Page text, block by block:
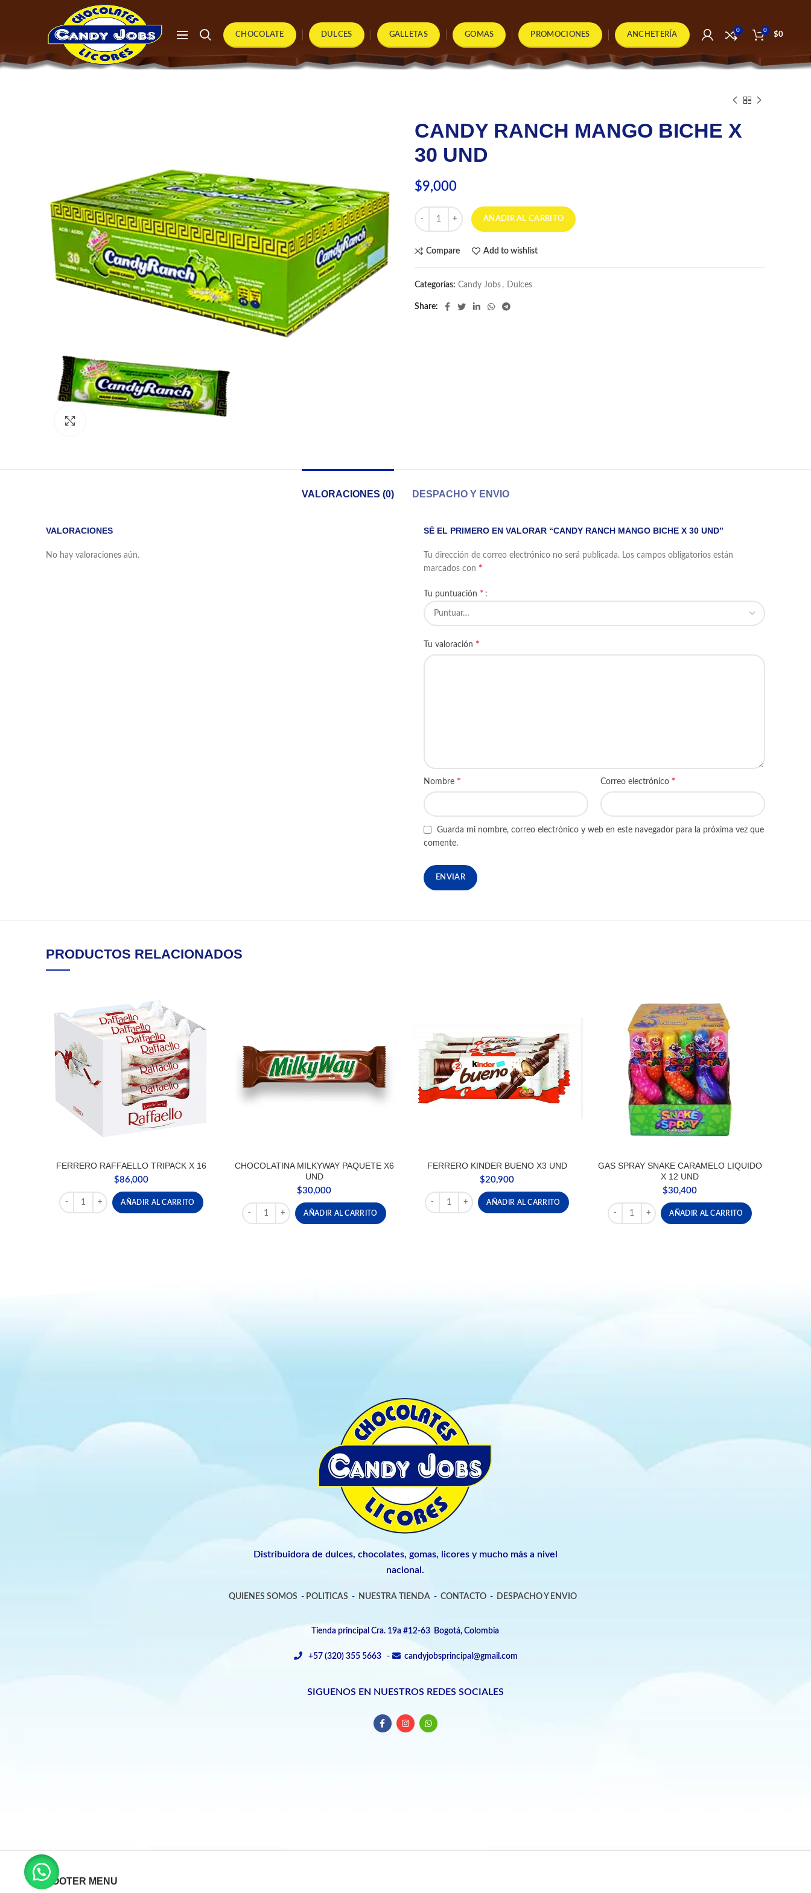
CHOCOLATE DULCES GALLETAS GOMAS PROMOCIONES ANCHETERÍA
0 0
$0
CANDY RANCH MANGO BICHE X
30 UND
$9,000
CANDY RANCH MANGO BICHE X 30 UND cantidad
AÑADIR AL CARRITO
Compare Add to wishlist
Categorías: Candy Jobs , Dulces
Share
VALORACIONES (0) DESPACHO Y ENVIO
VALORACIONES
No hay valoraciones aún.
SÉ EL PRIMERO EN VALORAR “CANDY RANCH MANGO BICHE X 30 UND”
Tu dirección de correo electrónico no será publicada. Los campos obligatorios están
marcados con *
Tu puntuación *
Tu valoración *
Nombre * Correo electrónico *
Guarda mi nombre, correo electrónico y web en este navegador para la próxima vez que
comente.
PRODUCTOS RELACIONADOS
FERRERO RAFFAELLO TRIPACK X 16
$86,000
FERRERO RAFFAELLO TRIPACK X 16 cantidad
AÑADIR AL CARRITO
CHOCOLATINA MILKYWAY PAQUETE X6
UND
$30,000
CHOCOLATINA MILKYWAY PAQUETE X6 UND cantidad
AÑADIR AL CARRITO
FERRERO KINDER BUENO X3 UND
$20,900
FERRERO KINDER BUENO X3 UND cantidad
AÑADIR AL CARRITO
GAS SPRAY SNAKE CARAMELO LIQUIDO
X 12 UND
$30,400
GAS SPRAY SNAKE CARAMELO LIQUIDO X 12 UND
AÑADIR AL CARRITO
Distribuidora de dulces, chocolates, gomas, licores y mucho más a nivel
nacional.
QUIENES SOMOS - POLITICAS - NUESTRA TIENDA- CONTACTO- DESPACHO Y ENVIO
Tienda principal Cra. 19a #12-63 Bogotá, Colombia
+57 (320) 355 5663 - candyjobsprincipal@gmail.com
SIGUENOS EN NUESTROS REDES SOCIALES
FOOTER MENU